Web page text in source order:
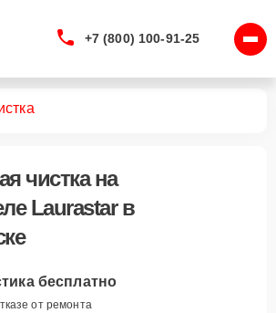
+7 (800) 100-91-25
чисткана
Laurastar в
бесплатно
от ремонта